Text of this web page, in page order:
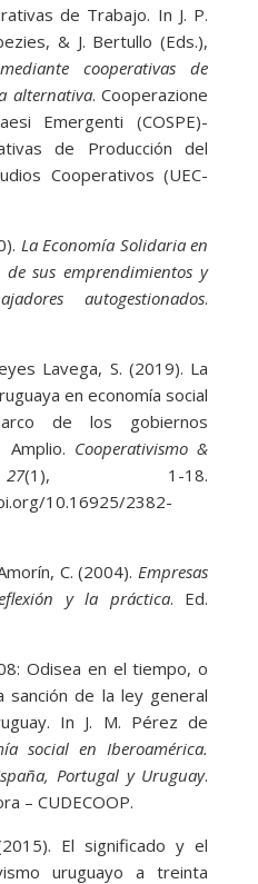
de Trabajo. In J. P.
& J. Bertullo (Eds.),
cooperativas de
alternativa. Cooperazione
Emergenti (COSPE)-
de Producción del
Cooperativos (UEC-
La Economía Solidaria en
de sus emprendimientos y
autogestionados.
Lavega, S. (2019). La
en economía social
de los gobiernos
Cooperativismo &
27(1), 1-18.
10.16925/2382-
C. (2004). Empresas
y la práctica. Ed.
Odisea en el tiempo, o
sanción de la ley general
In J. M. Pérez de
social en Iberoamérica.
Portugal y Uruguay.
– CUDECOOP.
El significado y el
uruguayo a treinta